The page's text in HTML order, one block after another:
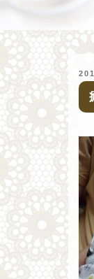
投
稿
日: